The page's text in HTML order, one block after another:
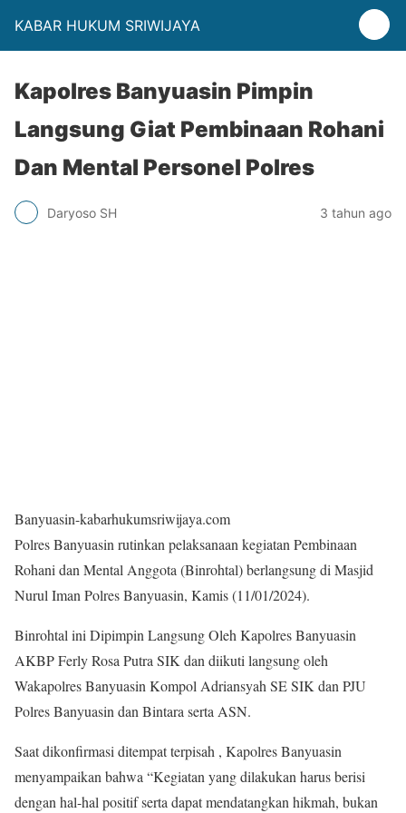
KABAR HUKUM SRIWIJAYA
Kapolres Banyuasin Pimpin
Langsung Giat Pembinaan Rohani
Dan Mental Personel Polres
Daryoso SH 3 tahun ago
Banyuasin-kabarhukumsriwijaya.com
Polres Banyuasin rutinkan pelaksanaan kegiatan Pembinaan
Rohani dan Mental Anggota (Binrohtal) berlangsung di Masjid
Nurul Iman Polres Banyuasin, Kamis (11/01/2024).
Binrohtal ini Dipimpin Langsung Oleh Kapolres Banyuasin
AKBP Ferly Rosa Putra SIK dan diikuti langsung oleh
Wakapolres Banyuasin Kompol Adriansyah SE SIK dan PJU
Polres Banyuasin dan Bintara serta ASN.
Saat dikonfirmasi ditempat terpisah , Kapolres Banyuasin
menyampaikan bahwa “Kegiatan yang dilakukan harus berisi
dengan hal-hal positif serta dapat mendatangkan hikmah, bukan